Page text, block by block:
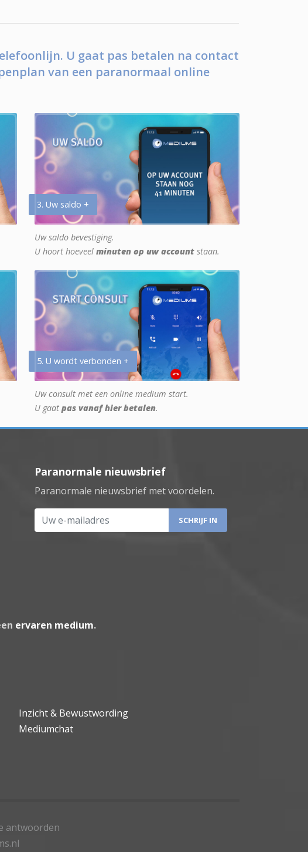
U gaat pas betalen na contact
van een paranormaal online
3. Uw saldo +
Uw saldo bevestiging.
U hoort hoeveel minuten op uw account staan.
5. U wordt verbonden +
Uw consult met een online medium start.
U gaat pas vanaf hier betalen.
Paranormale nieuwsbrief
Paranormale nieuwsbrief met voordelen.
Uw e-mailadres
ervaren medium.
Inzicht & Bewustwording
Mediumchat
antwoorden